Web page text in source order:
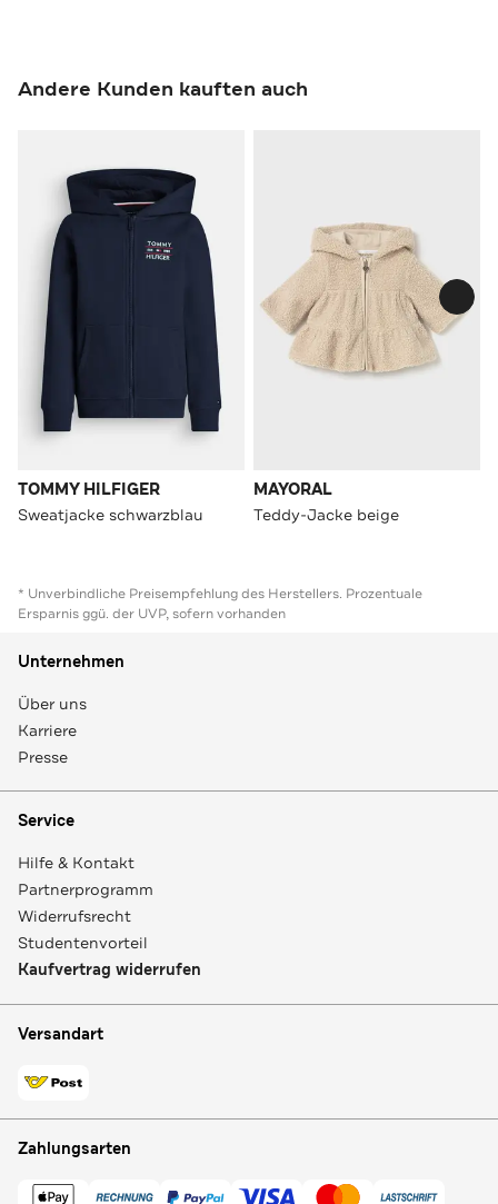
Andere Kunden kauften auch
TOMMY HILFIGER
Sweatjacke schwarzblau
MAYORAL
Teddy-Jacke beige
* Unverbindliche Preisempfehlung des Herstellers. Prozentuale
Ersparnis ggü. der UVP, sofern vorhanden
Unternehmen
Über uns
Karriere
Presse
Service
Hilfe & Kontakt
Partnerprogramm
Widerrufsrecht
Studentenvorteil
Kaufvertrag widerrufen
Versandart
Zahlungsarten